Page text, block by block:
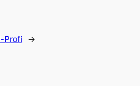
Profi →